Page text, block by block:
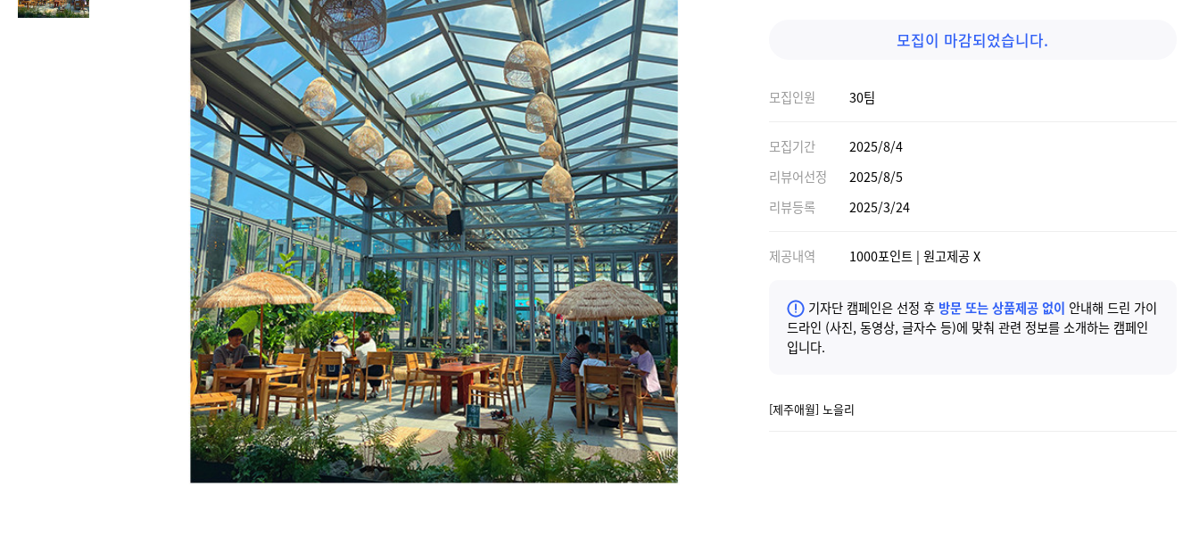
모집이 마감되었습니다.
모집인원 30팀
모집기간
2025/8/4
리뷰어선정
2025/8/5
리뷰등록
2025/3/24
제공내역 1000포인트 | 원고제공 X
기자단 캠페인은 선정 후 방문 또는 상품제공 없이 안내해 드린 가이
드라인 (사진, 동영상, 글자수 등)에 맞춰 관련 정보를 소개하는 캠페인
입니다.
[제주애월] 노을리